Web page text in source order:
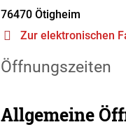
76470 Ötigheim
Zur elektronischen
Öffnungszeiten
Allgemeine